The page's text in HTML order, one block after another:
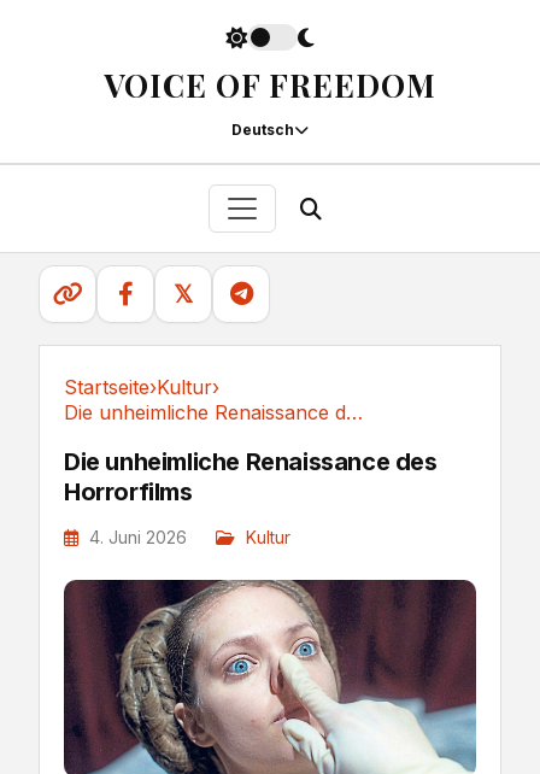
VOICE OF FREEDOM
Deutsch
𝕏
Startseite›Kultur›
Die unheimliche Renaissance des Horrorfilms
Die unheimliche Renaissance des
Horrorfilms
4. Juni 2026 Kultur